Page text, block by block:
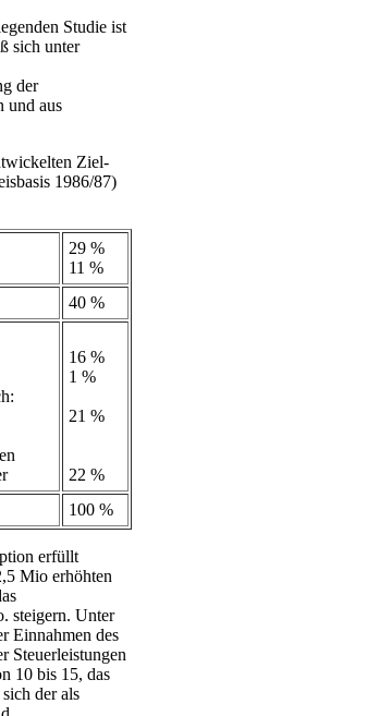
Studie ist
sich unter
der
und aus
Ziel-
1986/87)
29 %
11 %
40 %
16 %
1 %
21 %
22 %
100 %
erfüllt
Mio erhöhten
steigern. Unter
Einnahmen des
Steuerleistungen
10 bis 15, das
der als